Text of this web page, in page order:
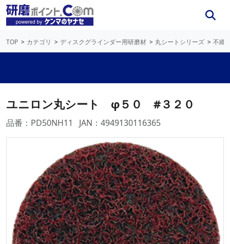
TOP カテゴリ ディスクグラインダー用研磨材 丸シートシリーズ 不織
ユニロン丸シート φ５０ #３２０
品番：PD50NH11 JAN：4949130116365